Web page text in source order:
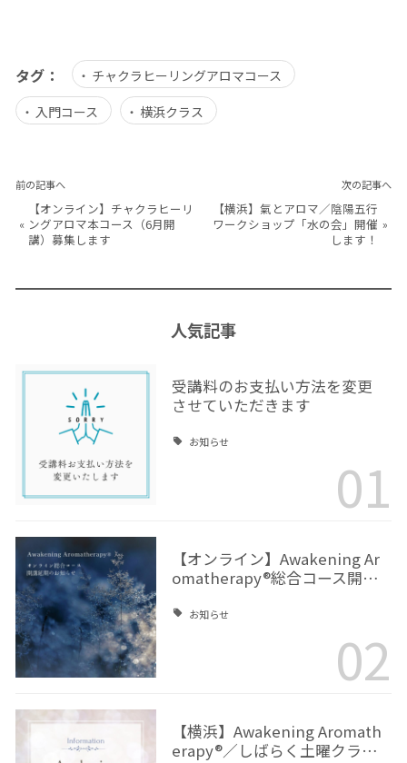
タグ：
チャクラヒーリングアロマコース
入門コース
横浜クラス
前の記事へ
«
【オンライン】チャクラヒーリ
ングアロマ本コース（6月開
講）募集します
次の記事へ
【横浜】氣とアロマ／陰陽五行
ワークショップ「水の会」開催
します！
»
人気記事
受講料のお支払い方法を変更
させていただきます
お知らせ
01
【オンライン】Awakening Ar
omatherapy®総合コース開…
お知らせ
02
【横浜】Awakening Aromath
erapy®／しばらく土曜クラ…